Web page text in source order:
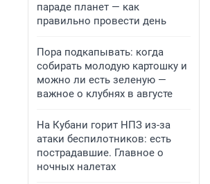
параде планет — как
правильно провести день
Пора подкапывать: когда
собирать молодую картошку и
можно ли есть зеленую —
важное о клубнях в августе
На Кубани горит НПЗ из-за
атаки беспилотников: есть
пострадавшие. Главное о
ночных налетах